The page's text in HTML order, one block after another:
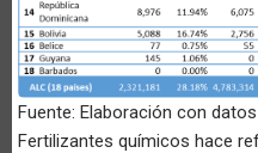
Fuente: Elaboración con
Fertilizantes químicos hace